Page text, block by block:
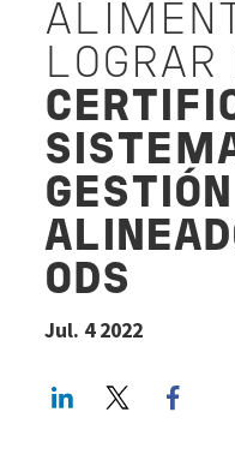
LOGRAR
ODS
Jul. 4 2022
LinkedInTwitter